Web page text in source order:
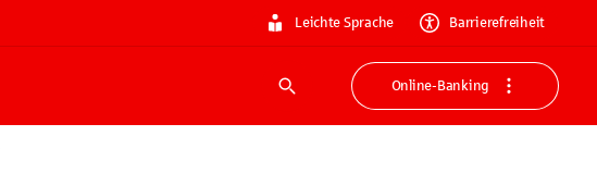
Leichte Sprache Barrierefreiheit
Suche
Online-Banking